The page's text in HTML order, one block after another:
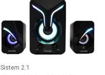
Sistem 2.1